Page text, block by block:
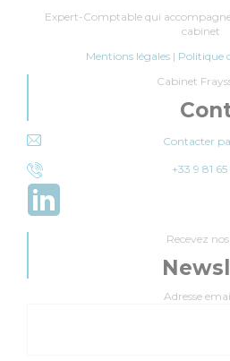
Expert-Comptable qui
cabinet
Mentions légales| Politique
Cabinet
Contacter
+33 9 81 65
Recevez
Adresse